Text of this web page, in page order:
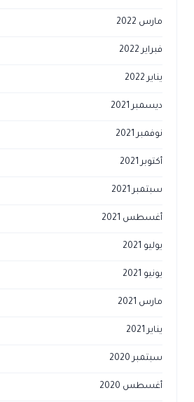
مارس 2022
فبراير 2022
يناير 2022
ديسمبر 2021
نوفمبر 2021
أكتوبر 2021
سبتمبر 2021
أغسطس 2021
يوليو 2021
يونيو 2021
مارس 2021
يناير 2021
سبتمبر 2020
أغسطس 2020